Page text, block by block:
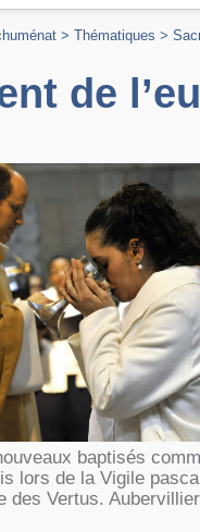
> Thématiques >
de
baptisés
lors de la Vigile
des Vertus.